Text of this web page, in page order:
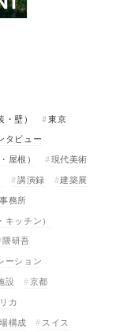
壁）
東京
タビュー
屋根）
現代美術
講演録
建築展
事務所
ッチン）
隈研吾
ーション
設
京都
カ
構成
スイス